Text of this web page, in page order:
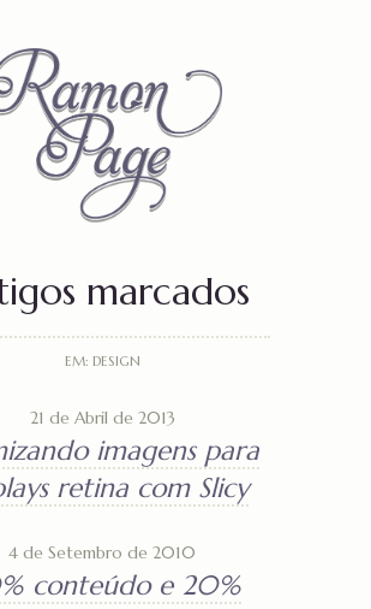
marcados
EM: DESIGN
21 de Abril de 2013
imagens para
retina com Slicy
4 de Setembro de 2010
conteúdo e 20%